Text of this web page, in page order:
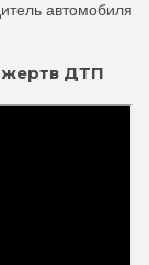
автомобиля
жертв ДТП